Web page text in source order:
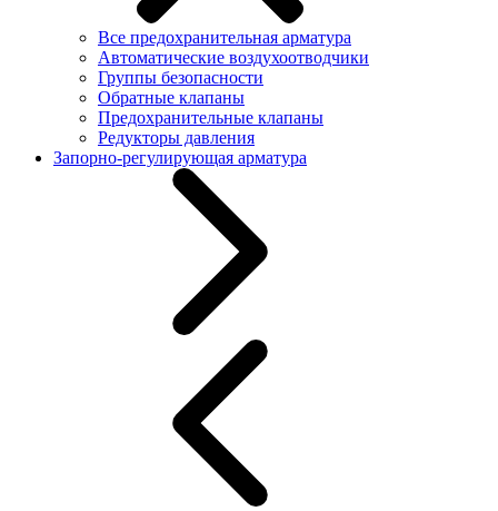
Все предохранительная арматура
Автоматические воздухоотводчики
Группы безопасности
Обратные клапаны
Предохранительные клапаны
Редукторы давления
Запорно-регулирующая арматура